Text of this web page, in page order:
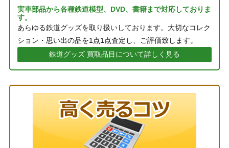
実車部品から各種鉄道模型、DVD、書籍まで対応しておりま
す。
あらゆる鉄道グッズを取り扱いしております。大切なコレク
ション・思い出の品を1点1点査定し、ご評価致します。
鉄道グッズ 買取品目について詳しく見る